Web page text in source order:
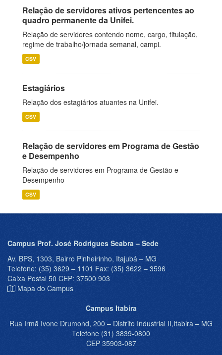
Relação de servidores ativos pertencentes ao
quadro permanente da Unifei.
Relação de servidores contendo nome, cargo, titulação,
regime de trabalho/jornada semanal, campi.
CSV
Estagiários
Relação dos estagiários atuantes na Unifei.
CSV
Relação de servidores em Programa de Gestão
e Desempenho
Relação de servidores em Programa de Gestão e
Desempenho
CSV
Campus Prof. José Rodrigues Seabra – Sede
Av. BPS, 1303, Bairro Pinheirinho, Itajubá – MG
Telefone: (35) 3629 – 1101 Fax: (35) 3622 – 3596
Caixa Postal 50 CEP: 37500 903
Mapa do Campus
Campus Itabira
Rua Irmã Ivone Drumond, 200 – Distrito Industrial II,Itabira – MG
Telefone (31) 3839-0800
CEP 35903-087